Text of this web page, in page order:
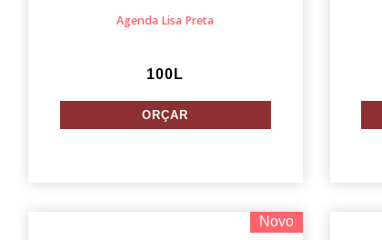
Agenda Lisa Preta
100L
Novo